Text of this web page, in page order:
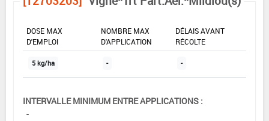
DOSE MAX
D'EMPLOI
NOMBRE MAX
D'APPLICATION
DÉLAIS AVANT
RÉCOLTE
5 kg/ha - -
INTERVALLE MINIMUM ENTRE APPLICATIONS :
-